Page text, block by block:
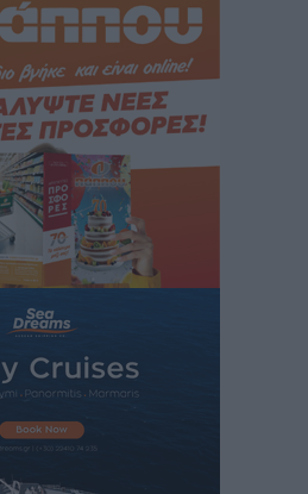
μουσείο από τη Λέσχη
λεπτά
τουρίστες – Πάνω από 1 εκατ.
ημερομηνίες των
περιόδου
στην Κάρπαθο για άγρα